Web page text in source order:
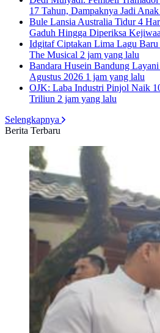
17 Tahun, Dampaknya Jadi
Bule Lansia Australia Tidur 4
Gaduh Hingga Diperiksa
Idgitaf Ciptakan Lima Lagu
The Musical 2 jam yang lalu
Bandara Husein Bandung
Agustus 2026 1 jam yang lalu
OJK: Laba Industri Pinjol Naik
Triliun 2 jam yang lalu
Selengkapnya
Berita Terbaru